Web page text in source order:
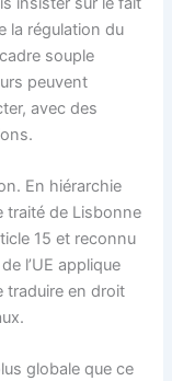
la régulation du
souple
peuvent
avec des
En hiérarchie
traité de Lisbonne
15 et reconnu
l’UE applique
traduire en droit
globale que ce